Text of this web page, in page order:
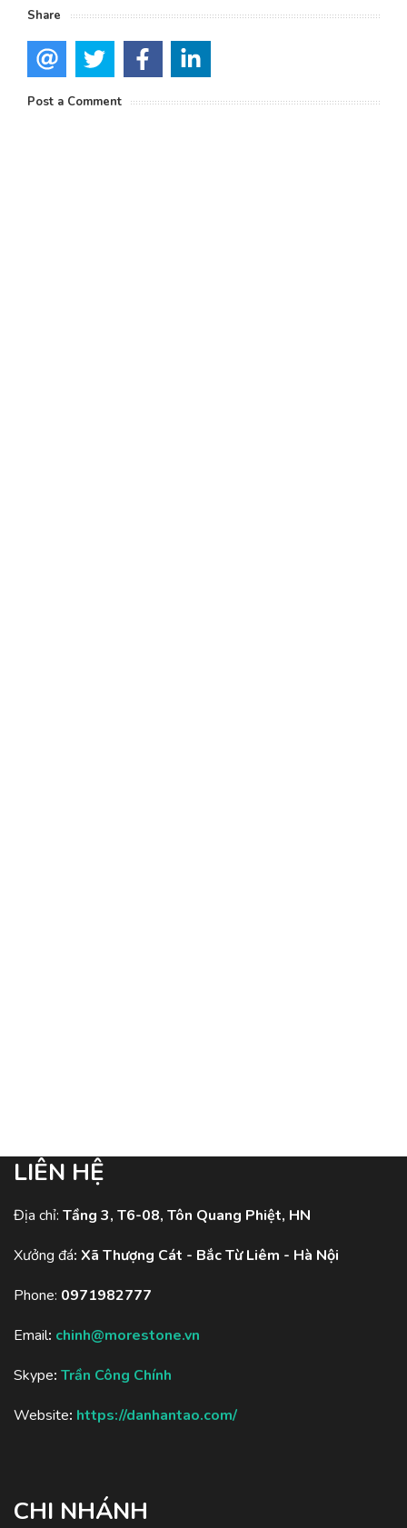
Share
Post a Comment
LIÊN HỆ
Địa chỉ: Tầng 3, T6-08, Tôn Quang Phiệt, HN
Xưởng đá: Xã Thượng Cát - Bắc Từ Liêm - Hà Nội
Phone: 0971982777
Email: chinh@morestone.vn
Skype: Trần Công Chính
Website: https://danhantao.com/
CHI NHÁNH